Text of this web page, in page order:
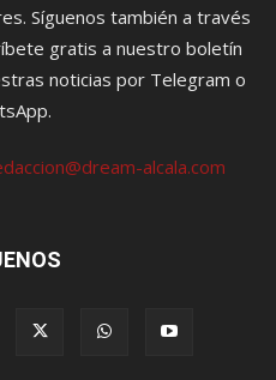
Síguenos también a través
gratis a nuestro boletín
noticias por Telegram o
alcala.com